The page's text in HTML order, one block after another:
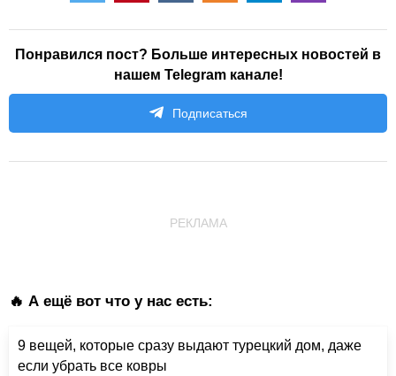
Понравился пост? Больше интересных новостей в
нашем Telegram канале!
Подписаться
РЕКЛАМА
🔥 А ещё вот что у нас есть:
9 вещей, которые сразу выдают турецкий дом, даже
если убрать все ковры